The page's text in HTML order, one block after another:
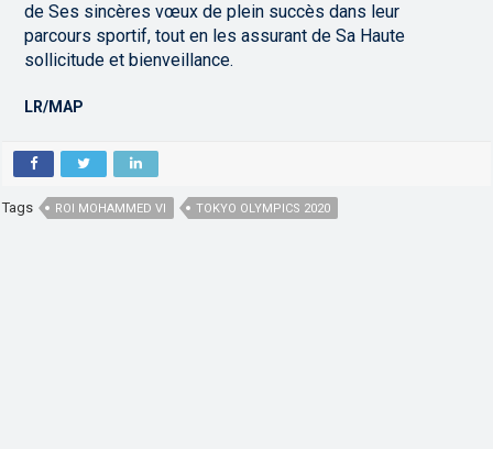
de Ses sincères vœux de plein succès dans leur
parcours sportif, tout en les assurant de Sa Haute
sollicitude et bienveillance.
LR/MAP
Tags ROI MOHAMMED VI TOKYO OLYMPICS 2020